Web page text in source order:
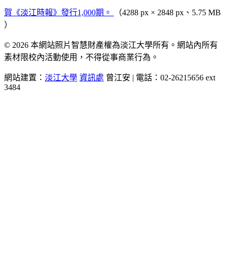
賀《淡江時報》發行1,000期。
（4288 px × 2848 px、5.75 MB
）
© 2026 本網站照片智慧財產權為淡江大學所有。網站內所有
素材限校內活動使用，不得從事商業行為。
網站建置： 淡江大學 資訊處 曾江安 | 電話：02-26215656 ext
3484